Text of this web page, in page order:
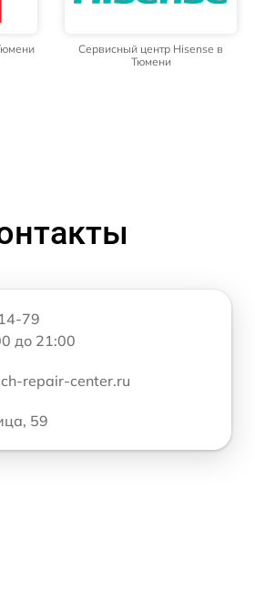
Сервисный центр Hisense в
Тюмени
79
до 21:00
repair-center.ru
59